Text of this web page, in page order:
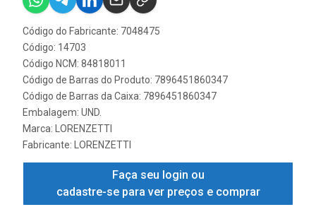
Código do Fabricante: 7048475
Código: 14703
Código NCM: 84818011
Código de Barras do Produto: 7896451860347
Código de Barras da Caixa: 7896451860347
Embalagem: UND.
Marca:
LORENZETTI
Fabricante:
LORENZETTI
Faça seu login ou
cadastre-se para ver preços e comprar